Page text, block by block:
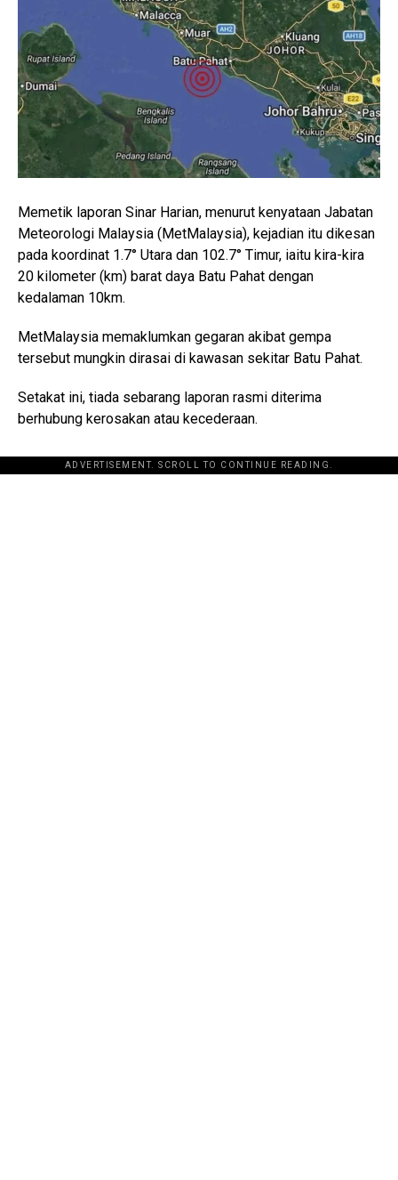
Memetik laporan Sinar Harian, menurut kenyataan Jabatan
Meteorologi Malaysia (MetMalaysia), kejadian itu dikesan
pada koordinat 1.7° Utara dan 102.7° Timur, iaitu kira-kira
20 kilometer (km) barat daya Batu Pahat dengan
kedalaman 10km.
MetMalaysia memaklumkan gegaran akibat gempa
tersebut mungkin dirasai di kawasan sekitar Batu Pahat.
Setakat ini, tiada sebarang laporan rasmi diterima
berhubung kerosakan atau kecederaan.
ADVERTISEMENT. SCROLL TO CONTINUE READING.